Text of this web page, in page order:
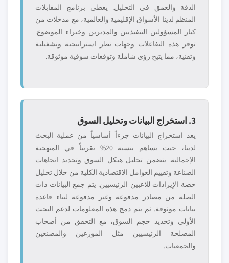
الدقة والعمق في التحليل. يغطي برنامج المقابلات
المنظم لدينا الأسواق الإقليمية والعالمية، مع مدخلات من
كبار المسؤولين التنفيذيين والمديرين وخبراء الموضوع.
توفر هذه التفاعلات وجهات نظر استراتيجية وتشغيلية
وتقنية، مما يتيح رؤى شاملة وتوقعات سوقية موثوقة.
3. استخراج البيانات وتحليل السوق
يعد استخراج البيانات جزءاً أساسياً من عملية البحث
لدينا، حيث يساهم بنسبة 20% تقريباً في المنهجية
الإجمالية. يتضمن تحليل هيكل السوق وتحديد اتجاهات
الصناعة وتقييم العوامل الاقتصادية الكلية من خلال تحليل
حصة الإيرادات للاعبين الرئيسيين. يتم جمع البيانات ذات
الصلة من مصادر مدفوعة وغير مدفوعة لبناء قاعدة
بيانات موثوقة. ثم يتم دمج هذه المعلومات لدعم البحث
الأولي وتحديد حجم السوق، مع التحقق من أصحاب
المصلحة الرئيسيين مثل الموزعين والمصنعين
والجمعيات.